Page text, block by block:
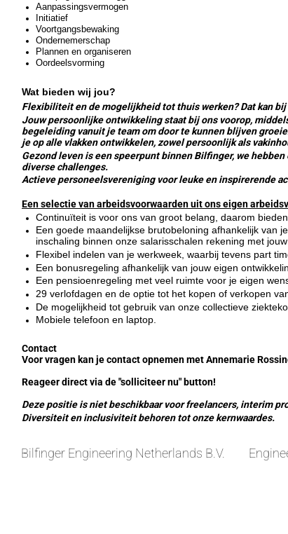
Aanpassingsvermogen
Initiatief
Voortgangsbewaking
Ondernemerschap
Plannen en organiseren
Oordeelsvorming
Wat bieden wij jou?
Flexibiliteit en de mogelijkheid tot thuis werken? Dat kan bij
Jouw persoonlijke ontwikkeling staat bij ons voorop,
begeleiding vanuit je team om door te kunnen blijven
je op alle vlakken ontwikkelen, zowel persoonlijk als
Gezond leven is een speerpunt binnen Bilfinger, we
diverse challenges.
Actieve personeelsvereniging voor leuke en inspirerende
Een selectie van arbeidsvoorwaarden uit ons eigen
Continuïteit is voor ons van groot belang, daarom
Een goede maandelijkse brutobeloning afhankelijk van
inschaling binnen onze salarisschalen rekening met
Flexibel indelen van je werkweek, waarbij tevens part
Een bonusregeling afhankelijk van jouw eigen
Een pensioenregeling met veel ruimte voor je eigen
29 verlofdagen en de optie tot het kopen of verkopen
De mogelijkheid tot gebruik van onze collectieve
Mobiele telefoon en laptop.
Contact
Voor vragen kan je contact opnemen met Annemarie
Reageer direct via de "solliciteer nu" button!
Deze positie is niet beschikbaar voor freelancers, interim
Diversiteit en inclusiviteit behoren tot onze kernwaardes.
Bilfinger Engineering Netherlands B.V.